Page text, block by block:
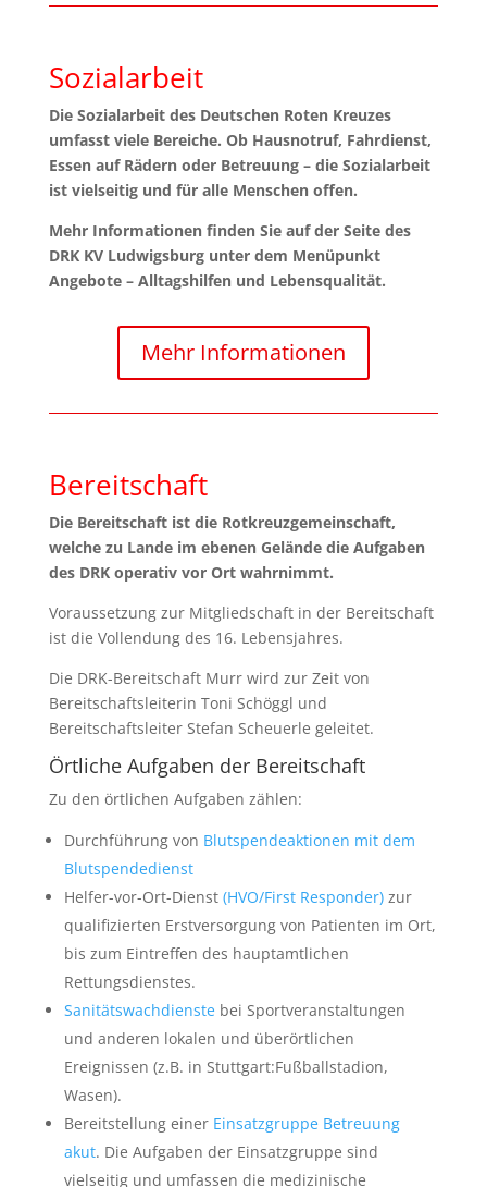
Sozialarbeit
Die Sozialarbeit des Deutschen Roten Kreuzes
umfasst viele Bereiche. Ob Hausnotruf, Fahrdienst,
Essen auf Rädern oder Betreuung – die Sozialarbeit
ist vielseitig und für alle Menschen offen.
Mehr Informationen finden Sie auf der Seite des
DRK KV Ludwigsburg unter dem Menüpunkt
Angebote – Alltagshilfen und Lebensqualität.
Mehr Informationen
Bereitschaft
Die Bereitschaft ist die Rotkreuzgemeinschaft,
welche zu Lande im ebenen Gelände die Aufgaben
des DRK operativ vor Ort wahrnimmt.
Voraussetzung zur Mitgliedschaft in der Bereitschaft
ist die Vollendung des 16. Lebensjahres.
Die DRK-Bereitschaft Murr wird zur Zeit von
Bereitschaftsleiterin Toni Schöggl und
Bereitschaftsleiter Stefan Scheuerle geleitet.
Örtliche Aufgaben der Bereitschaft
Zu den örtlichen Aufgaben zählen:
Durchführung von Blutspendeaktionen mit dem
Blutspendedienst
Helfer-vor-Ort-Dienst (HVO/First Responder)zur
qualifizierten Erstversorgung von Patienten im Ort,
bis zum Eintreffen des hauptamtlichen
Rettungsdienstes.
Sanitätswachdienstebei Sportveranstaltungen
und anderen lokalen und überörtlichen
Ereignissen (z.B. in Stuttgart:Fußballstadion,
Wasen).
Bereitstellung einer Einsatzgruppe Betreuung
akut. Die Aufgaben der Einsatzgruppe sind
vielseitig und umfassen die medizinische